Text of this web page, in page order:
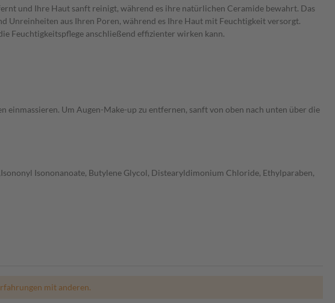
und Ihre Haut sanft reinigt, während es ihre natürlichen Ceramide bewahrt. Das
aus Ihren Poren, während es Ihre Haut mit Feuchtigkeit versorgt.
Feuchtigkeitspflege anschließend effizienter wirken kann.
Um Augen-Make-up zu entfernen, sanft von oben nach unten über die
Isononanoate, Butylene Glycol, Distearyldimonium Chloride, Ethylparaben,
mit anderen.